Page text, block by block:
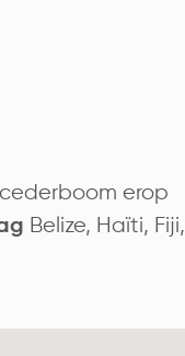
erop
Belize, Haïti,